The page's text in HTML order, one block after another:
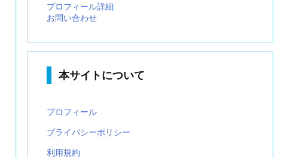
プロフィール詳細
お問い合わせ
本サイトについて
プロフィール
プライバシーポリシー
利用規約